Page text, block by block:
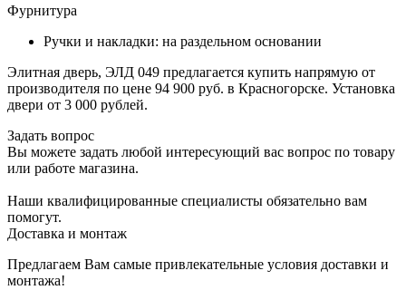
Фурнитура
Ручки и накладки: на раздельном основании
Элитная дверь, ЭЛД 049 предлагается купить напрямую от
производителя по цене 94 900 руб. в Красногорске. Установка
двери от 3 000 рублей.
Задать вопрос
Вы можете задать любой интересующий вас вопрос по товару
или работе магазина.
Наши квалифицированные специалисты обязательно вам
помогут.
Доставка и монтаж
Предлагаем Вам самые привлекательные условия доставки и
монтажа!